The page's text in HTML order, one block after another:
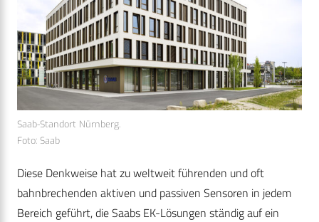
Saab-Standort Nürnberg.
Foto: Saab
Diese Denkweise hat zu weltweit führenden und oft
bahnbrechenden aktiven und passiven Sensoren in jedem
Bereich geführt, die Saabs EK-Lösungen ständig auf ein